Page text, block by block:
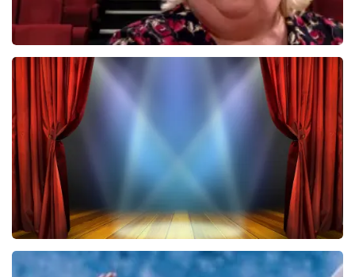
Christel De Laat
1153+reviews
BEKIJKEN
40 45 De Musical